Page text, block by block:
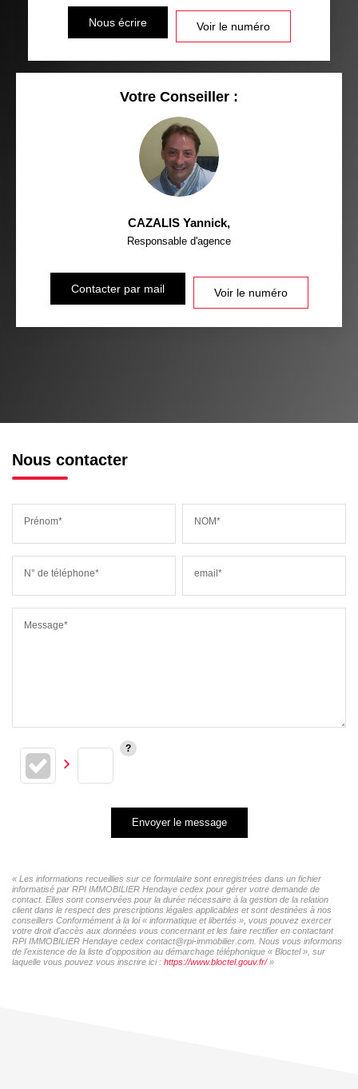
Nous écrire Voir le numéro
Votre Conseiller :
CAZALIS Yannick,
Responsable d'agence
Contacter par mail Voir le numéro
Nous contacter
Prénom* NOM*
N° de téléphone* email*
Message*
Envoyer le message
« Les informations recueillies sur ce formulaire sont enregistrées dans un fichier
informatisé par RPI IMMOBILIER Hendaye cedex pour gérer votre demande de
contact. Elles sont conservées pour la durée nécessaire à la gestion de la relation
client dans le respect des prescriptions légales applicables et sont destinées à nos
conseillers Conformément à la loi « informatique et libertés », vous pouvez exercer
votre droit d'accès aux données vous concernant et les faire rectifier en contactant
RPI IMMOBILIER Hendaye cedex contact@rpi-immobilier.com. Nous vous informons
de l'existence de la liste d'opposition au démarchage téléphonique « Bloctel », sur
laquelle vous pouvez vous inscrire ici : https://www.bloctel.gouv.fr/»